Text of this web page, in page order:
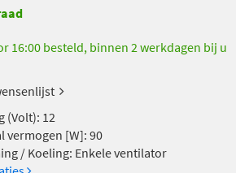
16:00 besteld, binnen 2 werkdagen bij u
(Volt): 12
vermogen [W]: 90
/ Koeling: Enkele ventilator